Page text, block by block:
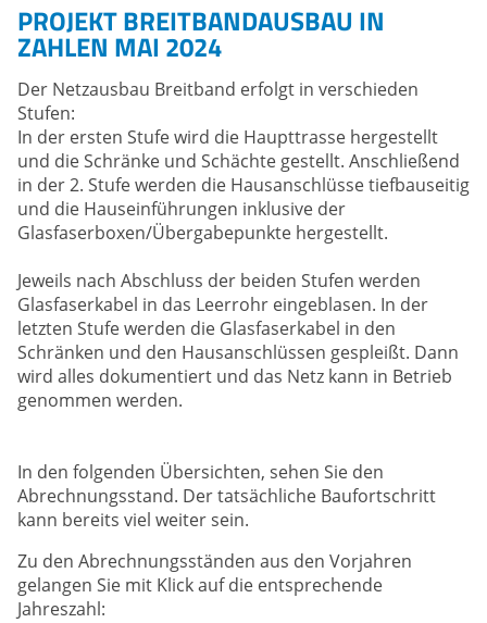
INFORMATIONEN
PROJEKT BREITBANDAUSBAU IN
ZAHLEN MAI 2024
Der Netzausbau Breitband erfolgt in verschieden
Stufen:
In der ersten Stufe wird die Haupttrasse hergestellt
und die Schränke und Schächte gestellt. Anschließend
in der 2. Stufe werden die Hausanschlüsse tiefbauseitig
und die Hauseinführungen inklusive der
Glasfaserboxen/Übergabepunkte hergestellt.
Jeweils nach Abschluss der beiden Stufen werden
Glasfaserkabel in das Leerrohr eingeblasen. In der
letzten Stufe werden die Glasfaserkabel in den
Schränken und den Hausanschlüssen gespleißt. Dann
wird alles dokumentiert und das Netz kann in Betrieb
genommen werden.
In den folgenden Übersichten, sehen Sie den
Abrechnungsstand. Der tatsächliche Baufortschritt
kann bereits viel weiter sein.
Zu den Abrechnungsständen aus den Vorjahren
gelangen Sie mit Klick auf die entsprechende
Jahreszahl: